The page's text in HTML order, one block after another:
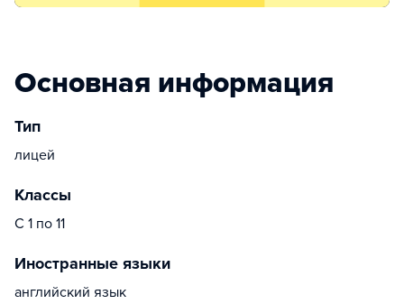
Основная информация
Тип
лицей
Классы
С 1 по 11
Иностранные языки
английский язык